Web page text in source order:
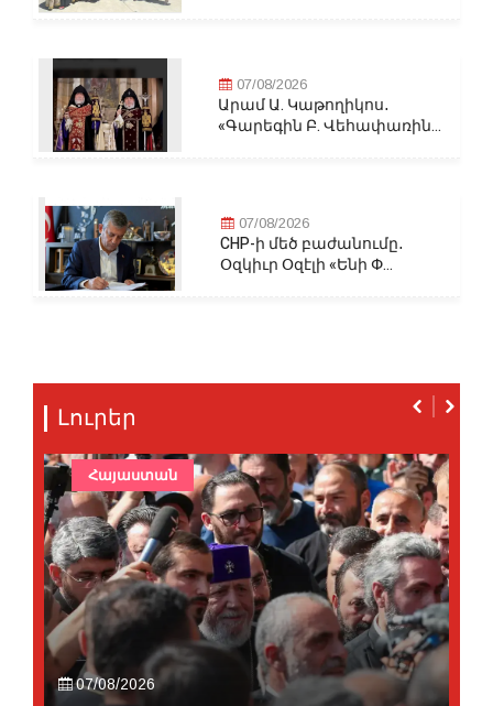
07/08/2026
Արամ Ա. Կաթողիկոս․
«Գարեգին Բ. Վեհափառին...
07/08/2026
CHP-ի մեծ բաժանումը․
Օզկիւր Օզէլի «Ենի Փ...
Լուրեր
07/08/2026
Հայաստան